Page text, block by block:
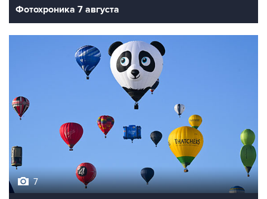
Фотохроника 7 августа
7